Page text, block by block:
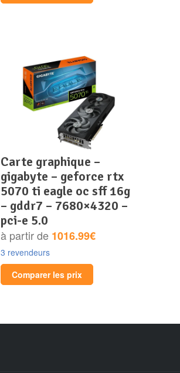
carte graphique –
gigabyte – geforce rtx
5070 ti eagle oc sff 16g
– gddr7 – 7680×4320 –
pci-e 5.0
à partir de 1016.99€
3 revendeurs
Comparer les prix